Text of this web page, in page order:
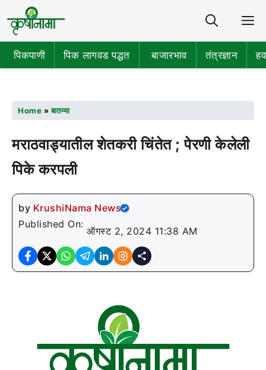
पिकपाणी पिक लागवड पद्धत बाजारभाव तंत्रज्ञान
Home »बातम्या
मराठवाड्यातील शेतकरी चिंतेत ; पेरणी केलेली
पिके करपली
by KrushiNama News
Published On:
ऑगस्ट 2, 2024 11:38 AM